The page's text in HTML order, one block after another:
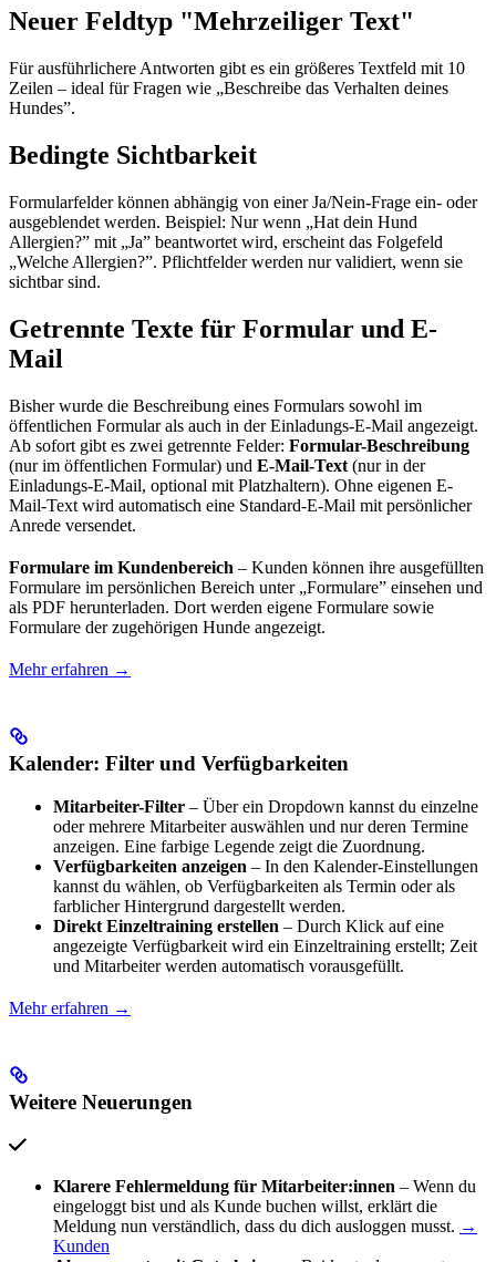
Neuer Feldtyp "Mehrzeiliger Text"
Für ausführlichere Antworten gibt es ein größeres Textfeld mit 10
Zeilen – ideal für Fragen wie „Beschreibe das Verhalten deines
Hundes”.
Bedingte Sichtbarkeit
Formularfelder können abhängig von einer Ja/Nein-Frage ein- oder
ausgeblendet werden. Beispiel: Nur wenn „Hat dein Hund
Allergien?” mit „Ja” beantwortet wird, erscheint das Folgefeld
„Welche Allergien?”. Pflichtfelder werden nur validiert, wenn sie
sichtbar sind.
Getrennte Texte für Formular und E-
Mail
Bisher wurde die Beschreibung eines Formulars sowohl im
öffentlichen Formular als auch in der Einladungs-E-Mail angezeigt.
Ab sofort gibt es zwei getrennte Felder: Formular-Beschreibung
(nur im öffentlichen Formular) und E-Mail-Text (nur in der
Einladungs-E-Mail, optional mit Platzhaltern). Ohne eigenen E-
Mail-Text wird automatisch eine Standard-E-Mail mit persönlicher
Anrede versendet.
Formulare im Kundenbereich – Kunden können ihre ausgefüllten
Formulare im persönlichen Bereich unter „Formulare” einsehen und
als PDF herunterladen. Dort werden eigene Formulare sowie
Formulare der zugehörigen Hunde angezeigt.
Mehr erfahren →
Kalender: Filter und Verfügbarkeiten
Mitarbeiter-Filter – Über ein Dropdown kannst du einzelne
oder mehrere Mitarbeiter auswählen und nur deren Termine
anzeigen. Eine farbige Legende zeigt die Zuordnung.
Verfügbarkeiten anzeigen – In den Kalender-Einstellungen
kannst du wählen, ob Verfügbarkeiten als Termin oder als
farblicher Hintergrund dargestellt werden.
Direkt Einzeltraining erstellen – Durch Klick auf eine
angezeigte Verfügbarkeit wird ein Einzeltraining erstellt; Zeit
und Mitarbeiter werden automatisch vorausgefüllt.
Mehr erfahren →
Weitere Neuerungen
Klarere Fehlermeldung für Mitarbeiter:innen – Wenn du
eingeloggt bist und als Kunde buchen willst, erklärt die
Meldung nun verständlich, dass du dich ausloggen musst. →
Kunden